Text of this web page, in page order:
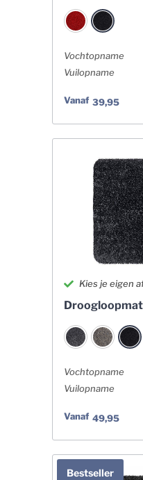
Vochtopname
Vuilopname
Vanaf 39,95
Kies je eigen
Vochtopname
Vuilopname
Vanaf 49,95
Bestseller